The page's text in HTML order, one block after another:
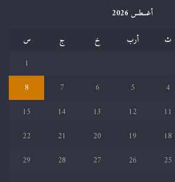
أغسطس 2026
ث أرب خ ج
س
1
4
5
6
7
8
11
12
13
14
15
18
19
20
21
22
25
26
27
28
29